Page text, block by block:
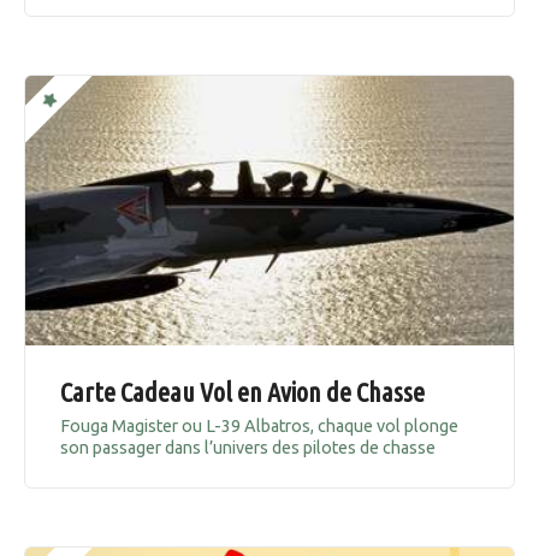
Carte Cadeau Vol en Avion de Chasse
Fouga Magister ou L-39 Albatros, chaque vol plonge
son passager dans l’univers des pilotes de chasse